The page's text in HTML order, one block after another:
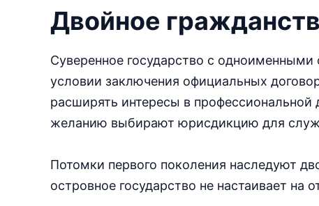
Двойное
Суверенное государство с
условии заключения официальных
расширять интересы в профессиональной
желанию выбирают юрисдикцию для
Потомки первого поколения наследуют
островное государство не настаивает на